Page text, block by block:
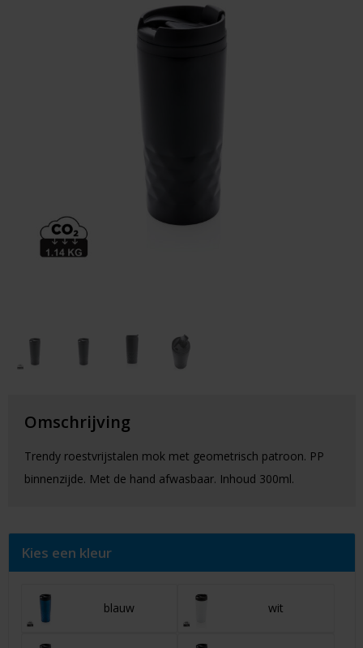
Paraplu's
Omschrijving
Trendy roestvrijstalen mok met geometrisch patroon. PP
binnenzijde. Met de hand afwasbaar. Inhoud 300ml.
Kies een kleur
blauw wit